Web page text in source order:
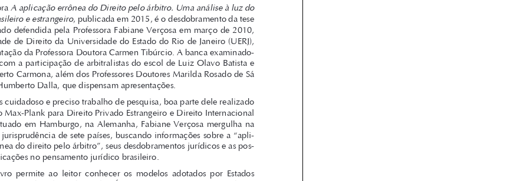

















[VERÇOSA,  Fabiane. A  aplicação  errônea  do  direito  pelo  árbitro.
Curitiba: CRV, 2015]
A obra
A aplicação errônea do Direito pelo árbitro. Uma análise à luz do
Direito brasileiro e estrangeiro , publicada em 2015, é o desdobramento da tese
de doutorado defendida pela Professora Fabiane Verçosa em março de 2010,
na Faculdade de Direito da Universidade do Estado do Rio de Janeiro (UERJ),
sob a orientação da Professora Doutora Carmen Tibúrcio. A banca examinado-
ra contou com a participação de arbitralistas do escol de Luiz Olavo Batista e
Carlos Alberto Carmona, além dos Professores Doutores Marilda Rosado de Sá
Ribeiro e Humberto Dalla, que dispensam apresentações.
no Instituto Max-Plank para Direito Privado Estrangeiro e Direito Internacional
Privado, situado em Hamburgo, na Alemanha, Fabiane Verçosa mergulha na
doutrina e jurisprudência de sete países, buscando informações sobre a “apli-
cação errônea do direito pelo árbitro”, seus desdobramentos jurídicos e as pos-
síveis implicações no pensamento jurídico brasileiro.
O  livro  permite  ao  leitor  conhecer  os  modelos  adotados  por  Estados
Unidos, Reino Unido, Alemanha, Itália, Áustria, Suíça e França para as hipó-
teses de anulação de sentenças arbitrais, bem como compreender as nuances
o tratamento do reconhecimento ou afastamento de sentenças arbitrais estran-